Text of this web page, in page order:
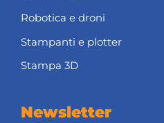
Robotica e droni
Stampanti e plotter
Stampa 3D
Newsletter